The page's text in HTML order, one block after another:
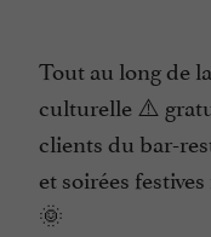
Tout au long de
culturelle ⚠️
clients du bar-
et soirées
🌞